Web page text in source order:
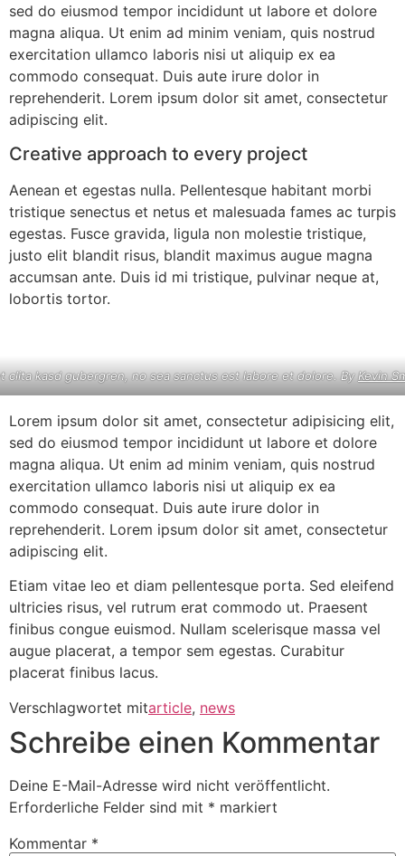
sed do eiusmod tempor incididunt ut labore et dolore
magna aliqua. Ut enim ad minim veniam, quis nostrud
exercitation ullamco laboris nisi ut aliquip ex ea
commodo consequat. Duis aute irure dolor in
reprehenderit. Lorem ipsum dolor sit amet, consectetur
adipiscing elit.
Creative approach to every project
Aenean et egestas nulla. Pellentesque habitant morbi
tristique senectus et netus et malesuada fames ac turpis
egestas. Fusce gravida, ligula non molestie tristique,
justo elit blandit risus, blandit maximus augue magna
accumsan ante. Duis id mi tristique, pulvinar neque at,
lobortis tortor.
clita kasd gubergren, no sea sanctus est labore et dolore. ByKevin
Lorem ipsum dolor sit amet, consectetur adipisicing elit,
sed do eiusmod tempor incididunt ut labore et dolore
magna aliqua. Ut enim ad minim veniam, quis nostrud
exercitation ullamco laboris nisi ut aliquip ex ea
commodo consequat. Duis aute irure dolor in
reprehenderit. Lorem ipsum dolor sit amet, consectetur
adipiscing elit.
Etiam vitae leo et diam pellentesque porta. Sed eleifend
ultricies risus, vel rutrum erat commodo ut. Praesent
finibus congue euismod. Nullam scelerisque massa vel
augue placerat, a tempor sem egestas. Curabitur
placerat finibus lacus.
Verschlagwortet mitarticle, news
Schreibe einen Kommentar
Deine E-Mail-Adresse wird nicht veröffentlicht.
Erforderliche Felder sind mit * markiert
Kommentar *